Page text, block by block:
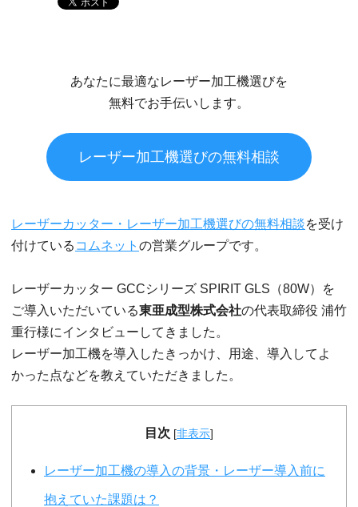
あなたに最適なレーザー加工機選びを
無料でお手伝いします。
レーザー加工機選びの無料相談
レーザーカッター・レーザー加工機選びの無料相談を受け
付けている コムネット の営業グループです。
レーザーカッター GCCシリーズ SPIRIT GLS（80W）を
ご導入いただいている東亜成型株式会社の代表取締役 浦竹
重行様にインタビューしてきました。
レーザー加工機を導入したきっかけ、用途、導入してよ
かった点などを教えていただきました。
目次 [非表示]
レーザー加工機の導入の背景・レーザー導入前に
抱えていた課題は？